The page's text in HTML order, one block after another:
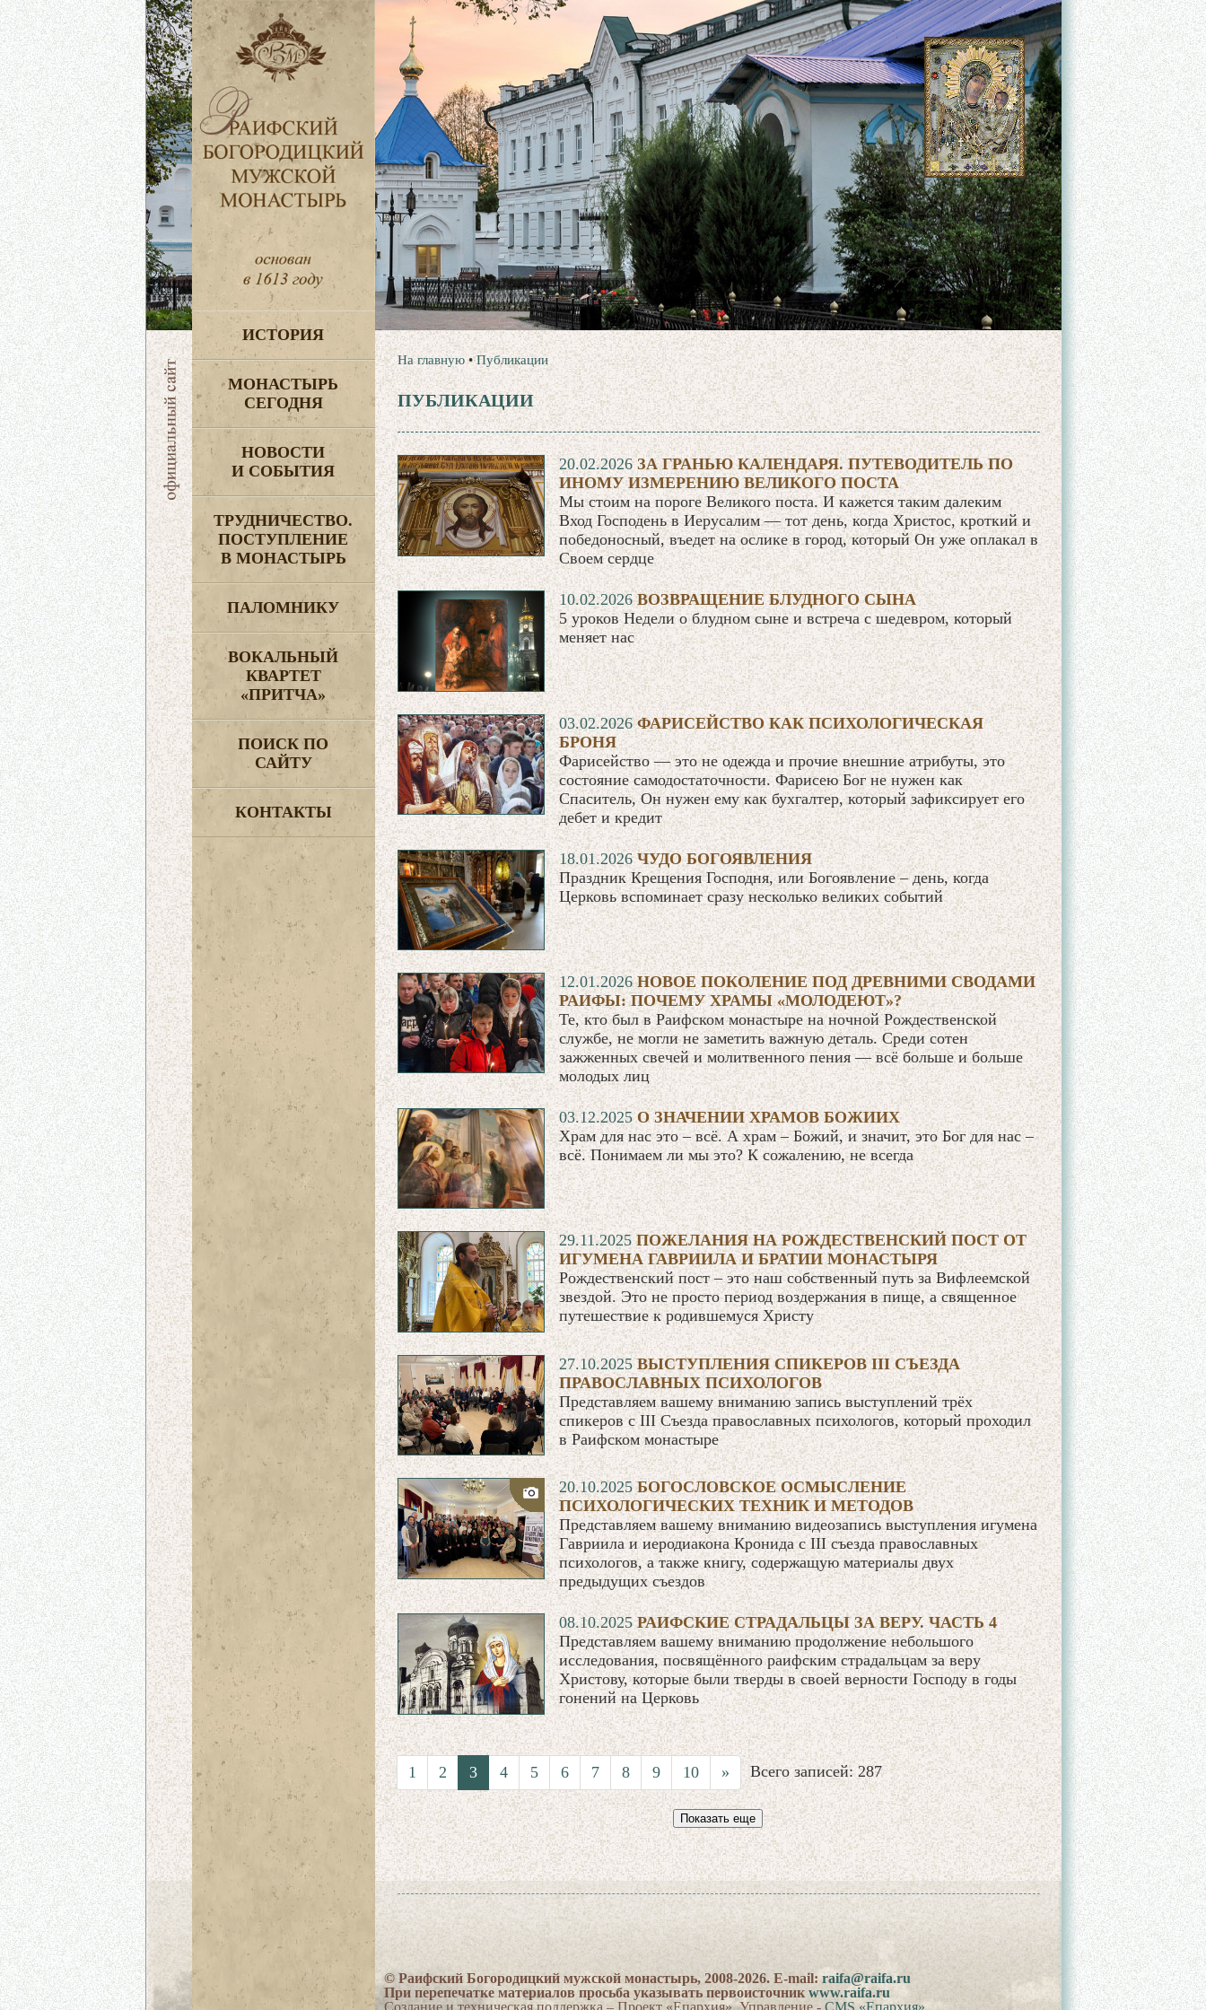
ИСТОРИЯ
МОНАСТЫРЬ
СЕГОДНЯ
НОВОСТИ
И СОБЫТИЯ
ТРУДНИЧЕСТВО.
ПОСТУПЛЕНИЕ
В МОНАСТЫРЬ
ПАЛОМНИКУ
ВОКАЛЬНЫЙ
КВАРТЕТ
«ПРИТЧА»
ПОИСК ПО
САЙТУ
КОНТАКТЫ
На главную •Публикации
ПУБЛИКАЦИИ
20.02.2026ЗА ГРАНЬЮ КАЛЕНДАРЯ. ПУТЕВОДИТЕЛЬ ПО
ИНОМУ ИЗМЕРЕНИЮ ВЕЛИКОГО ПОСТА
Мы стоим на пороге Великого поста. И кажется таким далеким
Вход Господень в Иерусалим — тот день, когда Христос, кроткий и
победоносный, въедет на ослике в город, который Он уже оплакал в
Своем сердце
10.02.2026ВОЗВРАЩЕНИЕ БЛУДНОГО СЫНА
5 уроков Недели о блудном сыне и встреча с шедевром, который
меняет нас
03.02.2026ФАРИСЕЙСТВО КАК ПСИХОЛОГИЧЕСКАЯ
БРОНЯ
Фарисейство — это не одежда и прочие внешние атрибуты, это
состояние самодостаточности. Фарисею Бог не нужен как
Спаситель, Он нужен ему как бухгалтер, который зафиксирует его
дебет и кредит
18.01.2026ЧУДО БОГОЯВЛЕНИЯ
Праздник Крещения Господня, или Богоявление – день, когда
Церковь вспоминает сразу несколько великих событий
12.01.2026НОВОЕ ПОКОЛЕНИЕ ПОД ДРЕВНИМИ СВОДАМИ
РАИФЫ: ПОЧЕМУ ХРАМЫ «МОЛОДЕЮТ»?
Те, кто был в Раифском монастыре на ночной Рождественской
службе, не могли не заметить важную деталь. Среди сотен
зажженных свечей и молитвенного пения — всё больше и больше
молодых лиц
03.12.2025О ЗНАЧЕНИИ ХРАМОВ БОЖИИХ
Храм для нас это – всё. А храм – Божий, и значит, это Бог для нас –
всё. Понимаем ли мы это? К сожалению, не всегда
29.11.2025ПОЖЕЛАНИЯ НА РОЖДЕСТВЕНСКИЙ ПОСТ ОТ
ИГУМЕНА ГАВРИИЛА И БРАТИИ МОНАСТЫРЯ
Рождественский пост – это наш собственный путь за Вифлеемской
звездой. Это не просто период воздержания в пище, а священное
путешествие к родившемуся Христу
27.10.2025ВЫСТУПЛЕНИЯ СПИКЕРОВ III СЪЕЗДА
ПРАВОСЛАВНЫХ ПСИХОЛОГОВ
Представляем вашему вниманию запись выступлений трёх
спикеров с III Съезда православных психологов, который проходил
в Раифском монастыре
20.10.2025БОГОСЛОВСКОЕ ОСМЫСЛЕНИЕ
ПСИХОЛОГИЧЕСКИХ ТЕХНИК И МЕТОДОВ
Представляем вашему вниманию видеозапись выступления игумена
Гавриила и иеродиакона Кронида с III съезда православных
психологов, а также книгу, содержащую материалы двух
предыдущих съездов
08.10.2025РАИФСКИЕ СТРАДАЛЬЦЫ ЗА ВЕРУ. ЧАСТЬ 4
Представляем вашему вниманию продолжение небольшого
исследования, посвящённого раифским страдальцам за веру
Христову, которые были тверды в своей верности Господу в годы
гонений на Церковь
Всего записей: 287
1 2 3 4 5 6 7 8 9 10 »
Показать еще
© Раифский Богородицкий мужской монастырь, 2008-2026. E-mail:raifa@raifa.ru
При перепечатке материалов просьба указывать первоисточник www.raifa.ru
Создание и техническая поддержка – Проект «Епархия». Управление - CMS «Епархия»